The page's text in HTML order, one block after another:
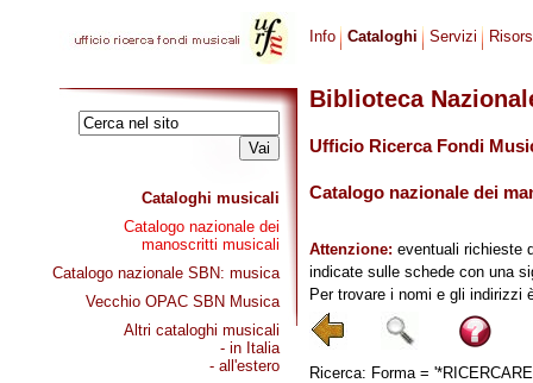
Cataloghi musicali
Catalogo nazionale dei
manoscritti musicali
Catalogo nazionale SBN: musica
Vecchio OPAC SBN Musica
Altri cataloghi musicali
- in Italia
- all'estero
Info Cataloghi Servizi
Biblioteca
Ufficio Ricerca Fondi
Catalogo nazionale dei
Attenzione: eventuali richieste
indicate sulle schede con una
Per trovare i nomi e gli indirizzi
Ricerca: Forma =